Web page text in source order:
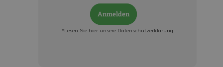
Anmelden
*Lesen Sie hier unsere Datenschutzerklärung